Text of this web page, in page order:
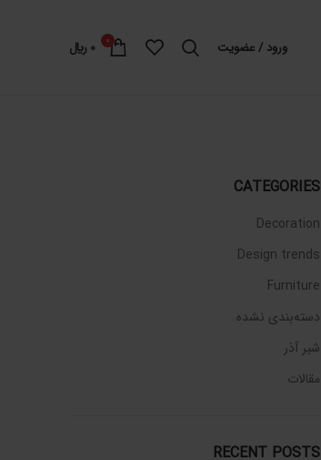
ورود / عضویت 0
0 ﷼
CATEGORIES
Decoration
Design trends
Furniture
دسته‌بندی نشده
شیر آذر
مقالات
RECENT POSTS